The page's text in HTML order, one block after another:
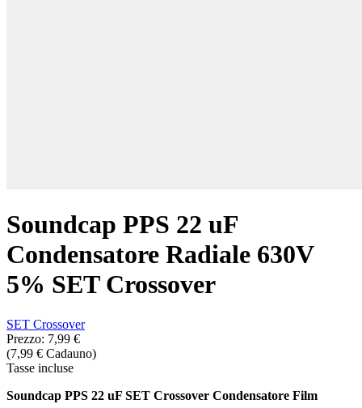
Soundcap PPS 22 uF
Condensatore Radiale 630V
5% SET Crossover
SET Crossover
Prezzo: 7,99 €
(7,99 € Cadauno)
Tasse incluse
Soundcap PPS 22 uF SET Crossover Condensatore Film